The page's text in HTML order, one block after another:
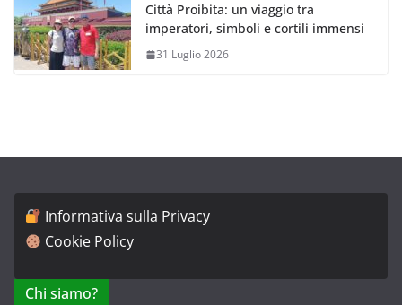
Città Proibita: un viaggio tra
imperatori, simboli e cortili immensi
31 Luglio 2026
Informativa sulla Privacy
Cookie Policy
Chi siamo?